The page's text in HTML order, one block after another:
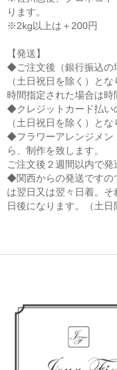
ります。
※2kg以上は＋200円
【発送】
◆ご注文後（銀行振込の
（土日祝日を除く）とな
時間指定された場合は時
◆クレジットカード払い
（土日祝日を除く）とな
◆フラワーアレンジメン
ら、制作を致します。
ご注文後２週間以内で発
◆関西からの発送ですの
は翌日又は翌々日着。
日後になります。（土日